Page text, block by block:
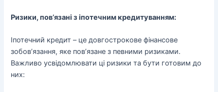
Ризики, пов’язані з іпотечним кредитуванням:
Іпотечний кредит – це довгострокове фінансове
зобов’язання, яке пов’язане з певними ризиками.
Важливо усвідомлювати ці ризики та бути готовим до
них: